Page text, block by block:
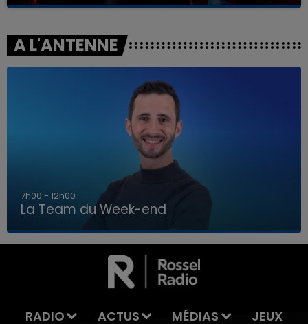
LA TEAM DU WEEK-END
A L'ANTENNE
16h00 - 20h00
La Team du Week-end
RADIO ACTUS MÉDIAS
JEUX